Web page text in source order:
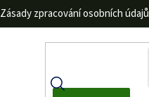
Zásady zpracování osobních údajů